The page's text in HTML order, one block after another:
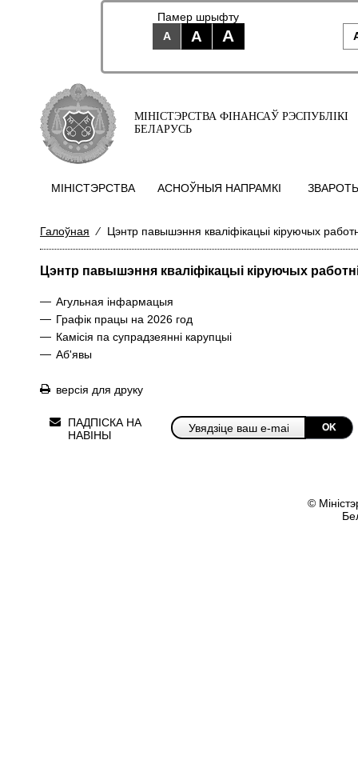
Памер шрыфту
A
A A
МІНІСТЭРСТВА ФІНАНСАЎ РЭСПУБЛІКІ
БЕЛАРУСЬ
МIНIСТЭРСТВА АСНОЎНЫЯ НАПРАМКI
Галоўная ⁄ Цэнтр павышэння кваліфікацыі кiруючых
Цэнтр павышэння кваліфікацыі кiруючых
— Агульная інфармацыя
— Графiк працы на 2026 год
— Камісія па супрадзеянні карупцыі
— Аб'явы
версія для друку
ПАДПІСКА НА
НАВІНЫ
OK
©